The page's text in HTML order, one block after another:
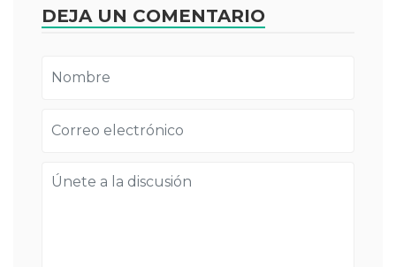
DEJA UN COMENTARIO